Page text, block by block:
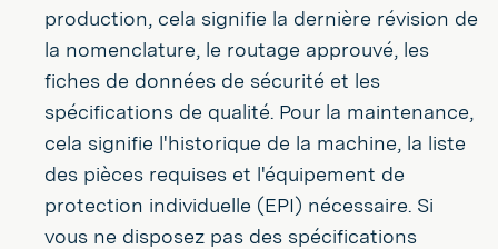
production, cela signifie la dernière révision de
la nomenclature, le routage approuvé, les
fiches de données de sécurité et les
spécifications de qualité. Pour la maintenance,
cela signifie l'historique de la machine, la liste
des pièces requises et l'équipement de
protection individuelle (EPI) nécessaire. Si
vous ne disposez pas des spécifications